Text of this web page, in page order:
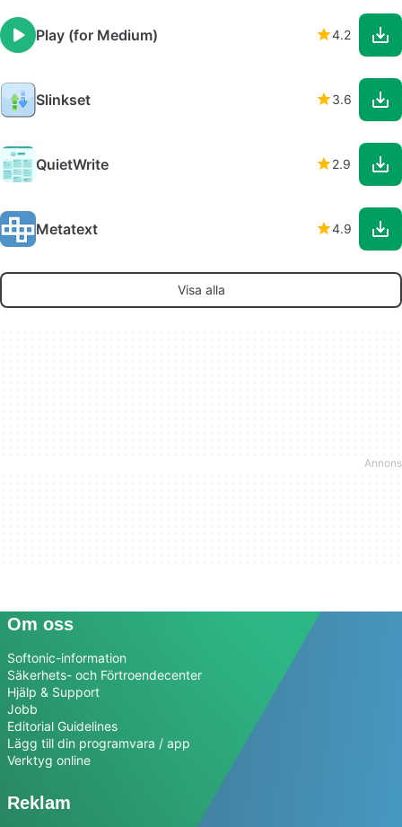
Play (for Medium) 4.2
Slinkset 3.6
QuietWrite 2.9
Metatext 4.9
Visa alla
Om oss
Softonic-information
Säkerhets- och Förtroendecenter
Hjälp & Support
Jobb
Editorial Guidelines
Lägg till din programvara / app
Verktyg online
Reklam